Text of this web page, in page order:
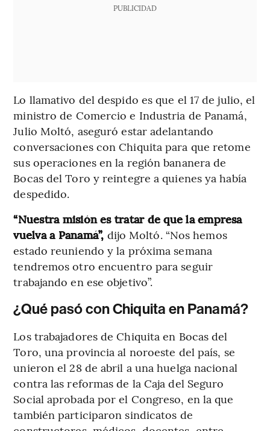
PUBLICIDAD
Lo llamativo del despido es que el 17 de julio, el
ministro de Comercio e Industria de Panamá,
Julio Moltó, aseguró estar adelantando
conversaciones con Chiquita para que retome
sus operaciones en la región bananera de
Bocas del Toro y reintegre a quienes ya había
despedido.
“Nuestra misión es tratar de que la empresa
vuelva a Panamá”, dijo Moltó. “Nos hemos
estado reuniendo y la próxima semana
tendremos otro encuentro para seguir
trabajando en ese objetivo”.
¿Qué pasó con Chiquita en Panamá?
Los trabajadores de Chiquita en Bocas del
Toro, una provincia al noroeste del país, se
unieron el 28 de abril a una huelga nacional
contra las reformas de la Caja del Seguro
Social aprobada por el Congreso, en la que
también participaron sindicatos de